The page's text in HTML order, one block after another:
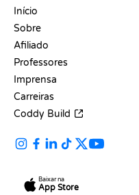
Início
Sobre
Afiliado
Professores
Imprensa
Carreiras
Coddy Build
Baixar na
App Store